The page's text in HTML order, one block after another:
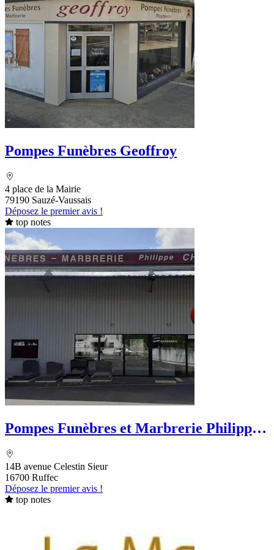
Pompes Funèbres Geoffroy
4 place de la Mairie
79190 Sauzé-Vaussais
Déposez le premier avis !
top notes
Pompes Funèbres et Marbrerie Philippe
14B avenue Celestin Sieur
16700 Ruffec
Déposez le premier avis !
top notes